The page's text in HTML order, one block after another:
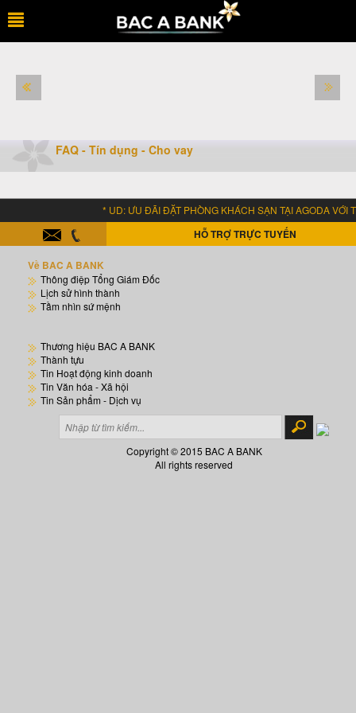
FAQ - Tín dụng - Cho vay
* UD: ƯU ĐÃI ĐẶT PHÒNG KHÁCH SẠN TẠI AGODA VỚI
HỖ TRỢ TRỰC TUYẾN
Về BAC A BANK
Thông điệp Tổng Giám Đốc
Lịch sử hình thành
Tầm nhìn sứ mệnh
Thương hiệu BAC A BANK
Thành tựu
Tin Hoạt động kinh doanh
Tin Văn hóa - Xã hội
Tin Sản phẩm - Dịch vụ
Copyright © 2015 BAC A BANK
All rights reserved